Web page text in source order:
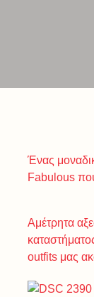
Ένας
Fabulous
Αμέτρητα
outfits μας